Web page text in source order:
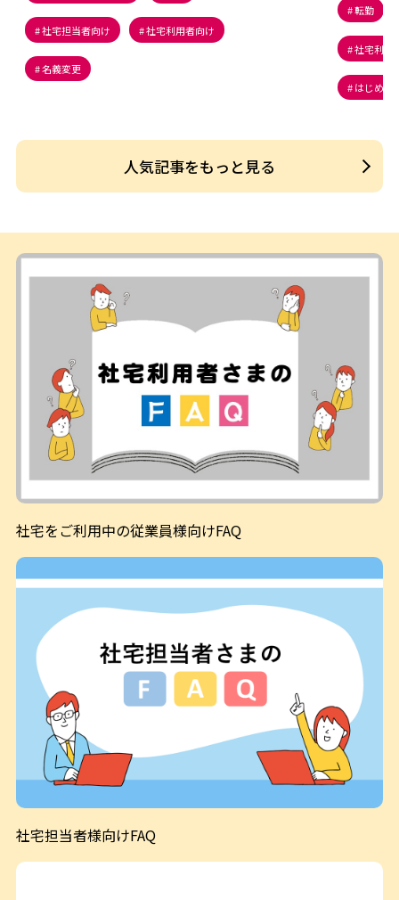
社宅担当者向け 社宅利用者向け
名義変更
転勤
社宅利用
はじめて
人気記事をもっと見る
社宅をご利用中の従業員様向けFAQ
社宅担当者様向けFAQ